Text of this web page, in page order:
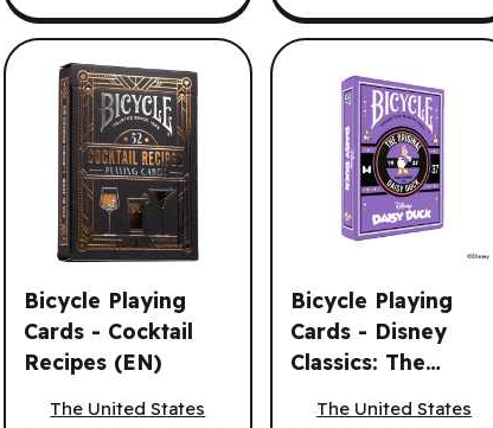
Bicycle Playing
Cards - Cocktail
Recipes (EN)
The United States
Bicycle Playing
Cards - Disney
Classics: The
The United States